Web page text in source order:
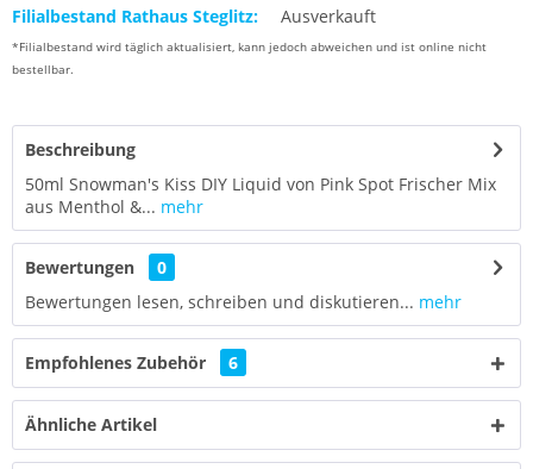
Filialbestand Rathaus Steglitz:
Ausverkauft
*Filialbestand wird täglich aktualisiert, kann jedoch abweichen und ist online nicht
bestellbar.
Beschreibung
50ml Snowman's Kiss DIY Liquid von Pink Spot Frischer Mix
aus Menthol &... mehr
Bewertungen
0
Bewertungen lesen, schreiben und diskutieren... mehr
Empfohlenes Zubehör 6
Ähnliche Artikel